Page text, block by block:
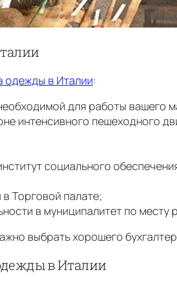
одежды в Италии:
для работы вашего
интенсивного пешеходного
социального
Торговой палате;
в муниципалитет по
выбрать хорошего
в Италии